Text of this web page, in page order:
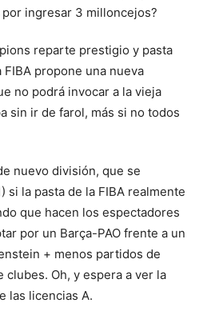
ingresar 3 milloncejos?
reparte prestigio y pasta
FIBA propone una nueva
no podrá invocar a la vieja
sin ir de farol, más si no todos
nuevo división, que se
si la pasta de la FIBA realmente
que hacen los espectadores
por un Barça-PAO frente a un
+ menos partidos de
clubes. Oh, y espera a ver la
las licencias A.